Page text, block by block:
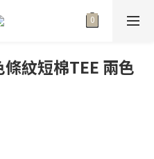
紋短棉TEE 兩色